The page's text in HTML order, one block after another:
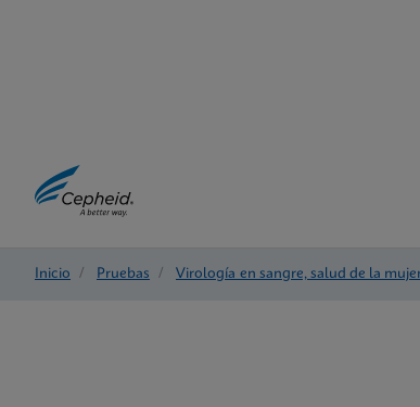
Inicio / Pruebas / Virología en sangre, salud de la